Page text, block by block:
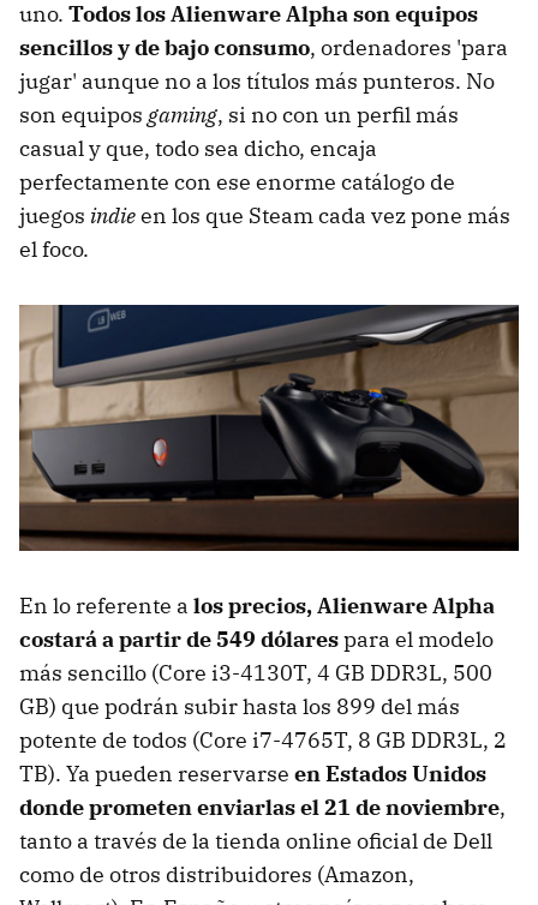
uno. Todos los Alienware Alpha son equipos
sencillos y de bajo consumo, ordenadores 'para
jugar' aunque no a los títulos más punteros. No
son equipos gaming, si no con un perfil más
casual y que, todo sea dicho, encaja
perfectamente con ese enorme catálogo de
juegos indieen los que Steam cada vez pone más
el foco.
En lo referente a los precios, Alienware Alpha
costará a partir de 549 dólarespara el modelo
más sencillo (Core i3-4130T, 4 GB DDR3L, 500
GB) que podrán subir hasta los 899 del más
potente de todos (Core i7-4765T, 8 GB DDR3L, 2
TB). Ya pueden reservarse en Estados Unidos
donde prometen enviarlas el 21 de noviembre,
tanto a través de la tienda online oficial de Dell
como de otros distribuidores (Amazon,